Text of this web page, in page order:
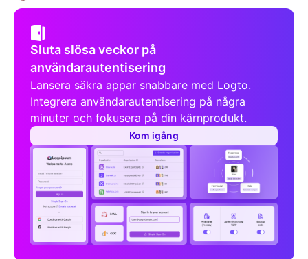
Sluta slösa veckor på
användarautentisering
Lansera säkra appar snabbare med Logto.
Integrera användarautentisering på några
minuter och fokusera på din kärnprodukt.
Kom igång